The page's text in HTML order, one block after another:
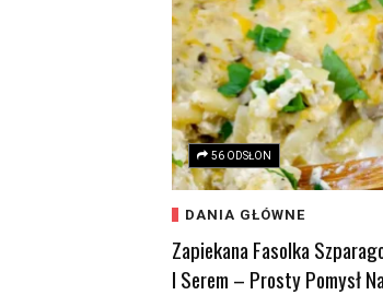
56 ODSŁON
DANIA GŁÓWNE
Zapiekana Fasolka
I Serem – Prosty Pomysł